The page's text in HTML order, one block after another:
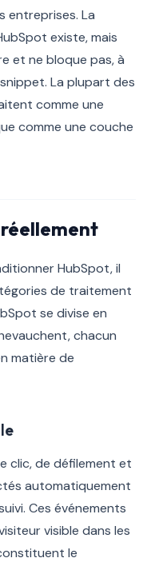
entreprises. La
existe, mais
et ne bloque pas, à
La plupart des
comme une
comme une couche
HubSpot, il
de traitement
se divise en
chacun
matière de
clic, de défilement et
automatiquement
Ces événements
visible dans les
le